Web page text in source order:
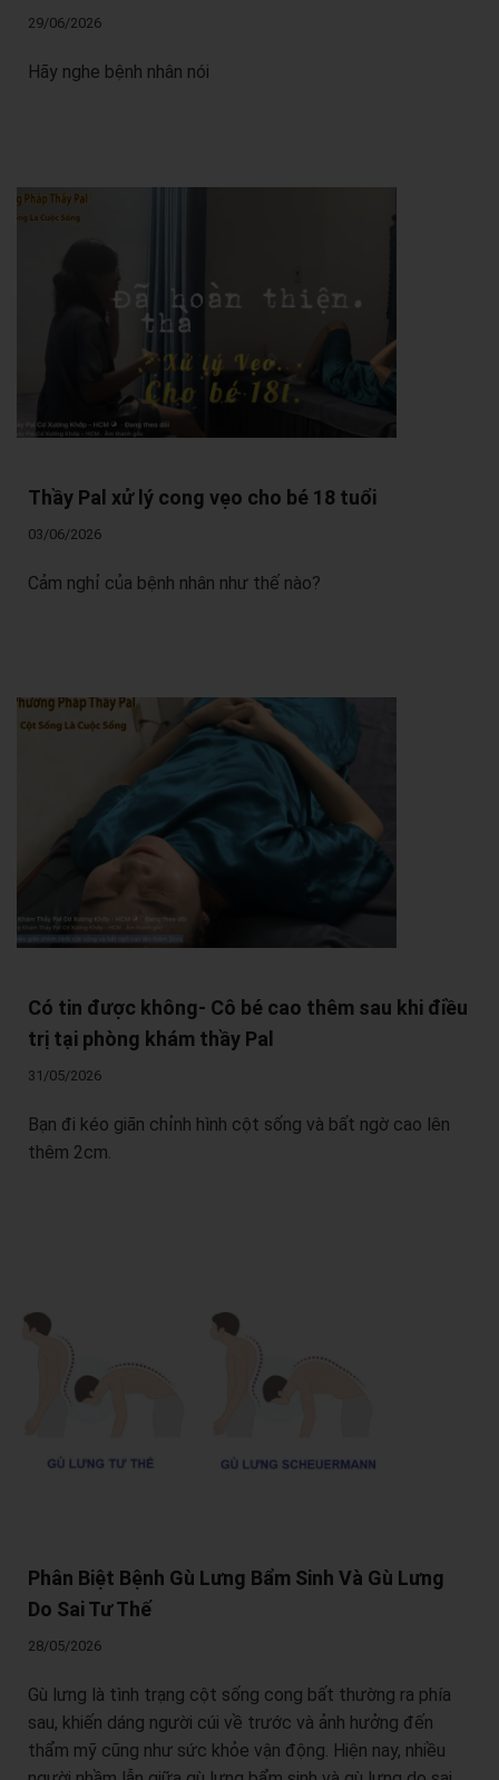
29/06/2026
Hãy nghe bệnh nhân nói
Thầy Pal xử lý cong vẹo cho bé 18 tuổi
03/06/2026
Cảm nghỉ của bệnh nhân như thế nào?
Có tin được không- Cô bé cao thêm sau khi điều
trị tại phòng khám thầy Pal
31/05/2026
Bạn đi kéo giãn chỉnh hình cột sống và bất ngờ cao lên
thêm 2cm.
Phân Biệt Bệnh Gù Lưng Bẩm Sinh Và Gù Lưng
Do Sai Tư Thế
28/05/2026
Gù lưng là tình trạng cột sống cong bất thường ra phía
sau, khiến dáng người cúi về trước và ảnh hưởng đến
thẩm mỹ cũng như sức khỏe vận động. Hiện nay, nhiều